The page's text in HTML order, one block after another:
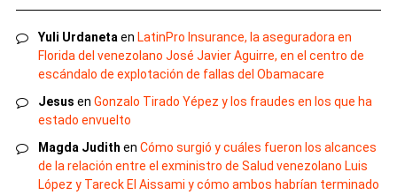
Yuli Urdanetaen LatinPro Insurance, la aseguradora en
Florida del venezolano José Javier Aguirre, en el centro de
escándalo de explotación de fallas del Obamacare
Jesus en Gonzalo Tirado Yépez y los fraudes en los que ha
estado envuelto
Magda Judith en Cómo surgió y cuáles fueron los alcances
de la relación entre el exministro de Salud venezolano Luis
López y Tareck El Aissami y cómo ambos habrían terminado